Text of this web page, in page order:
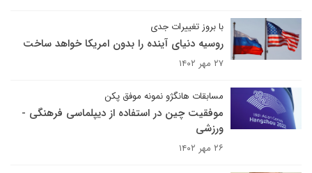
با بروز تغییرات جدی
روسیه دنیای آینده را بدون امریکا خواهد ساخت
۲۷ مهر ۱۴۰۲
مسابقات هانگژو نمونه موفق پکن
موفقیت چین در استفاده از دیپلماسی فرهنگی -
ورزشی
۲۶ مهر ۱۴۰۲